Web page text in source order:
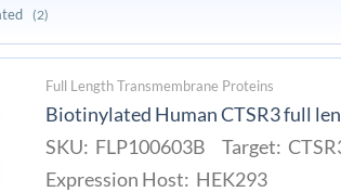
(2)
Full Length Transmembrane Proteins
Biotinylated Human CTSR3 full
SKU: FLP100603B Target:
Expression Host: HEK293